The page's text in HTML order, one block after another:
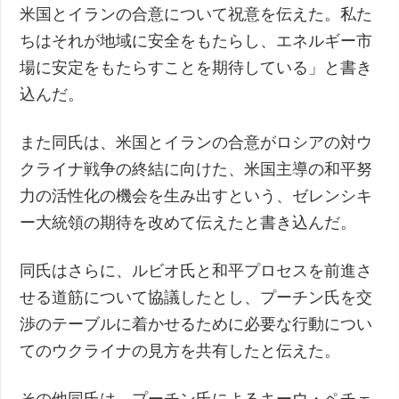
米国とイランの合意について祝意を伝えた。私た
ちはそれが地域に安全をもたらし、エネルギー市
場に安定をもたらすことを期待している」と書き
込んだ。
また同氏は、米国とイランの合意がロシアの対ウ
クライナ戦争の終結に向けた、米国主導の和平努
力の活性化の機会を生み出すという、ゼレンシキ
ー大統領の期待を改めて伝えたと書き込んだ。
同氏はさらに、ルビオ氏と和平プロセスを前進さ
せる道筋について協議したとし、プーチン氏を交
渉のテーブルに着かせるために必要な行動につい
てのウクライナの見方を共有したと伝えた。